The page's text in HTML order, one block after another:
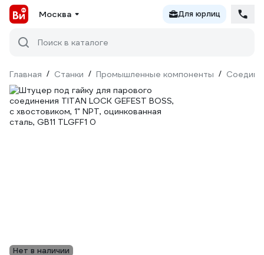
Москва Для юрлиц
Поиск в каталоге
Главная / Станки / Промышленные компоненты /
Нет в наличии